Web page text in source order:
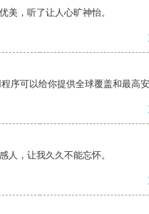
美，听了让人心旷神怡。
序可以给你提供全球覆盖和最高安
人，让我久久不能忘怀。